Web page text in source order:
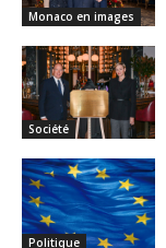
Monaco en images
Société
Politique